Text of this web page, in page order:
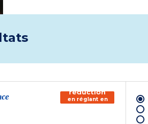
150€ de
réduction
en réglant en
chèque